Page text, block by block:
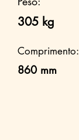
305 kg
Comprimento:
860 mm